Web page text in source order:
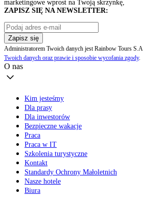
marketingowe wprost na Twoją skrzynkę,
ZAPISZ SIĘ NA NEWSLETTER:
Zapisz się
Administratorem Twoich danych jest Rainbow Tours S.A.
Twoich danych oraz prawie i sposobie wycofania zgody.
O nas
Kim jesteśmy
Dla prasy
Dla inwestorów
Bezpieczne wakacje
Praca
Praca w IT
Szkolenia turystyczne
Kontakt
Standardy Ochrony Małoletnich
Nasze hotele
Biura